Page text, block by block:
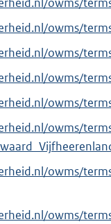
owms/
owms/
owms/
owms/
owms/
owms/
owms/